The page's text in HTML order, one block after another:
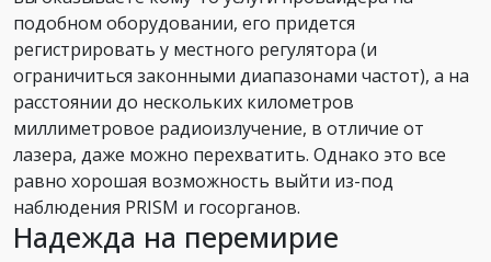
подобном оборудовании, его придется
регистрировать у местного регулятора (и
ограничиться законными диапазонами частот), а на
расстоянии до нескольких километров
миллиметровое радиоизлучение, в отличие от
лазера, даже можно перехватить. Однако это все
равно хорошая возможность выйти из-под
наблюдения PRISM и госорганов.
Надежда на перемирие